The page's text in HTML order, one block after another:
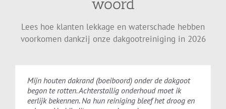
woord
Lees hoe klanten lekkage en waterschade hebben
voorkomen dankzij onze dakgootreiniging in 2026
Mijn houten dakrand (boeiboord) onder de dakgoot
begon te rotten. Achterstallig onderhoud moet ik
eerlijk bekennen. Na hun reiniging bleef het droog en